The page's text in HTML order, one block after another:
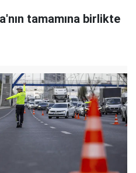
tamamına birlikte